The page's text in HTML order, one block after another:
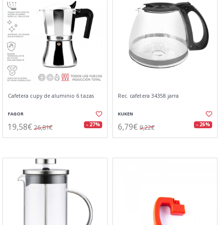
Cafetera cupy de aluminio 6 tazas
FAGOR
19,58€ 26,81€ - 27%
Rec. cafetera 34358 jarra
KUKEN
6,79€ 9,22€ - 26%